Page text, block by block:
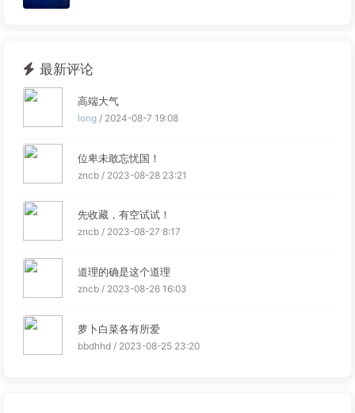
最新评论
高端大气
long/ 2024-08-7 19:08
位卑未敢忘忧国！
zncb / 2023-08-28 23:21
先收藏，有空试试！
zncb / 2023-08-27 8:17
道理的确是这个道理
zncb / 2023-08-26 16:03
萝卜白菜各有所爱
bbdhhd / 2023-08-25 23:20